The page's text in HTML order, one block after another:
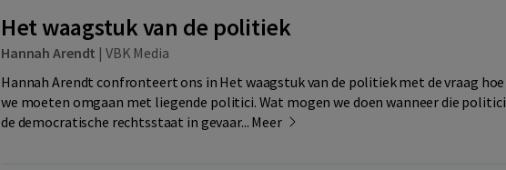
Het waagstuk van de politiek
Hannah Arendt | VBK Media
Hannah Arendt confronteert ons in Het waagstuk van de politiek met de vraag hoe
we moeten omgaan met liegende politici. Wat mogen we doen wanneer die politici
de democratische rechtsstaat in gevaar... Meer